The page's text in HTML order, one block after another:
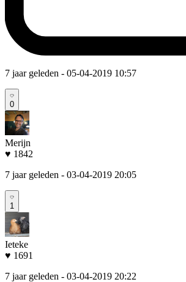
7 jaar geleden - 05-04-2019 10:57
0
Merijn
♥ 1842
7 jaar geleden - 03-04-2019 20:05
1
Ieteke
♥ 1691
7 jaar geleden - 03-04-2019 20:22